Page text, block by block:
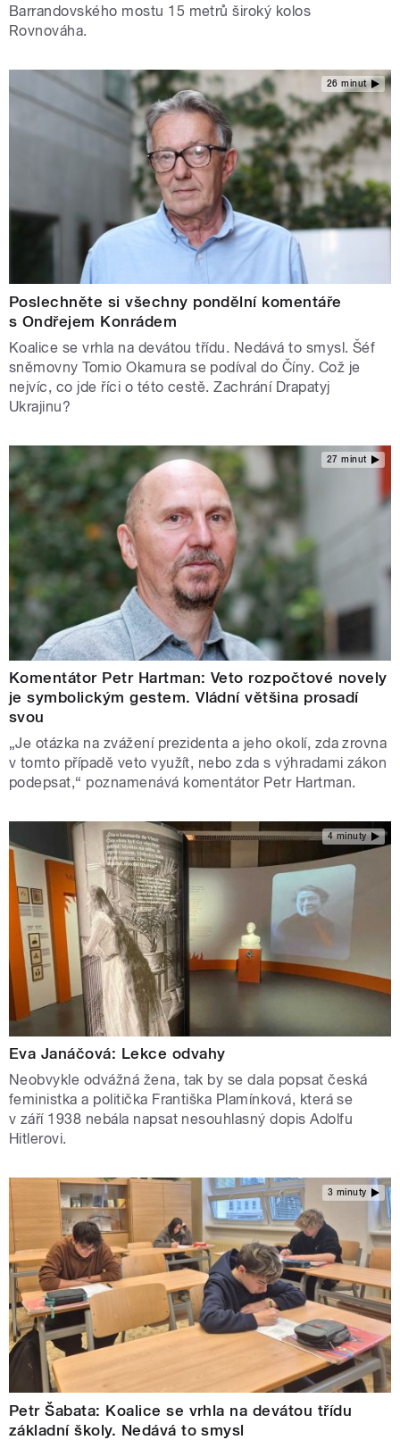
Barrandovského mostu 15 metrů široký kolos
Rovnováha.
26 minut
Poslechněte si všechny pondělní komentáře
s Ondřejem Konrádem
Koalice se vrhla na devátou třídu. Nedává to smysl. Šéf
sněmovny Tomio Okamura se podíval do Číny. Což je
nejvíc, co jde říci o této cestě. Zachrání Drapatyj
Ukrajinu?
27 minut
Komentátor Petr Hartman: Veto rozpočtové novely
je symbolickým gestem. Vládní většina prosadí
svou
„Je otázka na zvážení prezidenta a jeho okolí, zda zrovna
v tomto případě veto využít, nebo zda s výhradami zákon
podepsat,“ poznamenává komentátor Petr Hartman.
4 minuty
Eva Janáčová: Lekce odvahy
Neobvykle odvážná žena, tak by se dala popsat česká
feministka a politička Františka Plamínková, která se
v září 1938 nebála napsat nesouhlasný dopis Adolfu
Hitlerovi.
3 minuty
Petr Šabata: Koalice se vrhla na devátou třídu
základní školy. Nedává to smysl